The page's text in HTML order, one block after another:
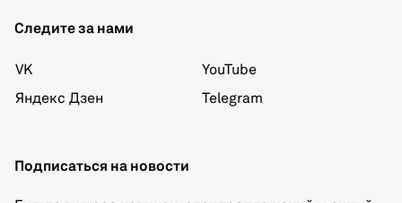
Следите за нами
VK
Яндекс Дзен
YouTube
Telegram
Подписаться на новости